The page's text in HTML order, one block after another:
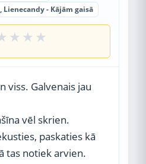
Lienecandy - Kājām gaisā
★ ★ ★
viss. Galvenais jau
vēl skrien.
paskaties kā
tas notiek arvien.